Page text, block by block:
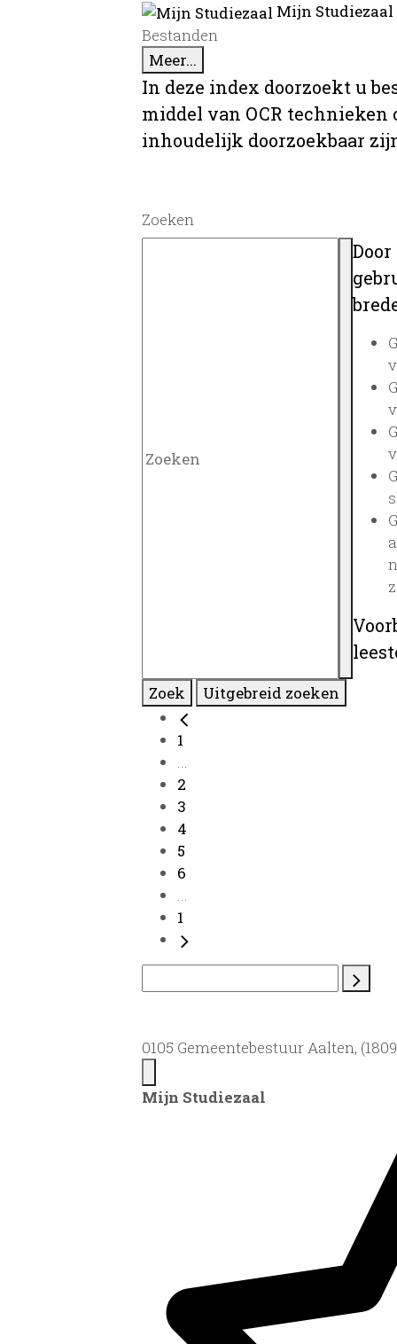
Mijn
Bestanden
Meer...
In deze index doorzoekt u
middel van OCR
inhoudelijk doorzoekbaar
Zoeken
Zoek Uitgebreid zoeken
1
...
2
3
4
5
6
...
1
0105 Gemeentebestuur Aalten,
Mijn Studiezaal